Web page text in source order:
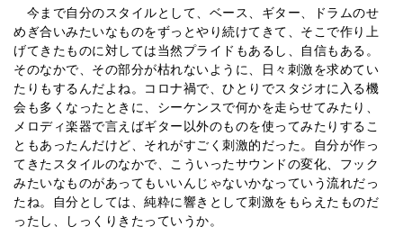
今まで自分のスタイルとして、ベース、ギター、ドラムのせ
めぎ合いみたいなものをずっとやり続けてきて、そこで作り上
げてきたものに対しては当然プライドもあるし、自信もある。
そのなかで、その部分が枯れないように、日々刺激を求めてい
たりもするんだよね。コロナ禍で、ひとりでスタジオに入る機
会も多くなったときに、シーケンスで何かを走らせてみたり、
メロディ楽器で言えばギター以外のものを使ってみたりするこ
ともあったんだけど、それがすごく刺激的だった。自分が作っ
てきたスタイルのなかで、こういったサウンドの変化、フック
みたいなものがあってもいいんじゃないかなっていう流れだっ
たね。自分としては、純粋に響きとして刺激をもらえたものだ
ったし、しっくりきたっていうか。